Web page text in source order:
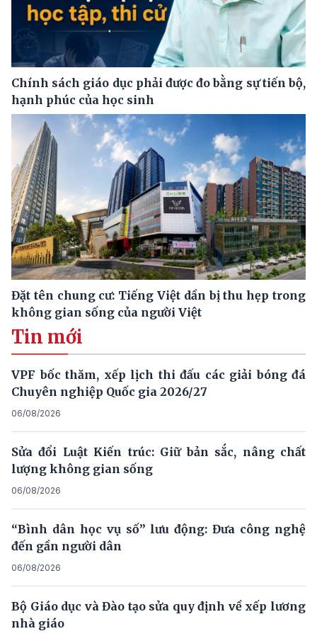
Chính sách giáo dục phải được đo bằng sự tiến bộ,
hạnh phúc của học sinh
Đặt tên chung cư: Tiếng Việt dần bị thu hẹp trong
không gian sống của người Việt
Tin mới
VPF bốc thăm, xếp lịch thi đấu các giải bóng đá
Chuyên nghiệp Quốc gia 2026/27
06/08/2026
Sửa đổi Luật Kiến trúc: Giữ bản sắc, nâng chất
lượng không gian sống
06/08/2026
“Bình dân học vụ số” lưu động: Đưa công nghệ
đến gần người dân
06/08/2026
Bộ Giáo dục và Đào tạo sửa quy định về xếp lương
nhà giáo